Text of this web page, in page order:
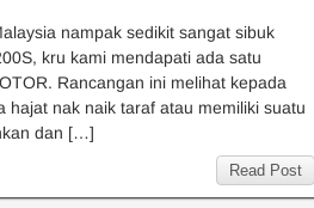
nampak sedikit sangat sibuk
kru kami mendapati ada satu
Rancangan ini melihat kepada
hajat nak naik taraf atau memiliki suatu
dan […]
Read Post